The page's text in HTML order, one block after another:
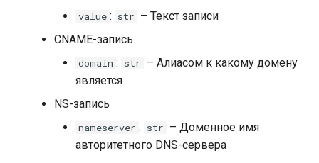
value : str – Текст записи
CNAME-запись
domain : str – Алиасом к какому домену
является
NS-запись
nameserver : str – Доменное имя
авторитетного DNS-сервера